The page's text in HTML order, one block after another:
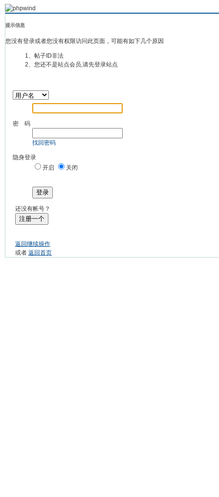
提示信息
您没有登录或者您没有权限访问此页面，可能有如下几个原因
1、帖子ID非法
2、您还不是站点会员,请先登录站点
密 码
找回密码
隐身登录
开启
关闭
登录
还没有帐号？
注册一个
返回继续操作
或者 返回首页